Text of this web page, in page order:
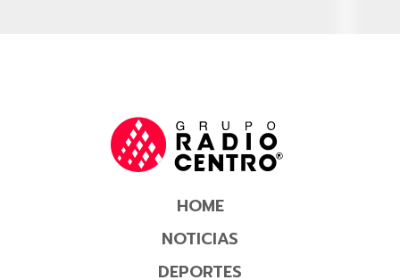
HOME
NOTICIAS
DEPORTES